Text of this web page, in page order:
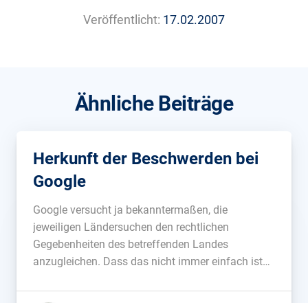
Veröffentlicht: 17.02.2007
Ähnliche Beiträge
Herkunft der Beschwerden bei
Google
Google versucht ja bekanntermaßen, die
jeweiligen Ländersuchen den rechtlichen
Gegebenheiten des betreffenden Landes
anzugleichen. Dass das nicht immer einfach ist
Verhalten von Google in China gezeigt. Um dem